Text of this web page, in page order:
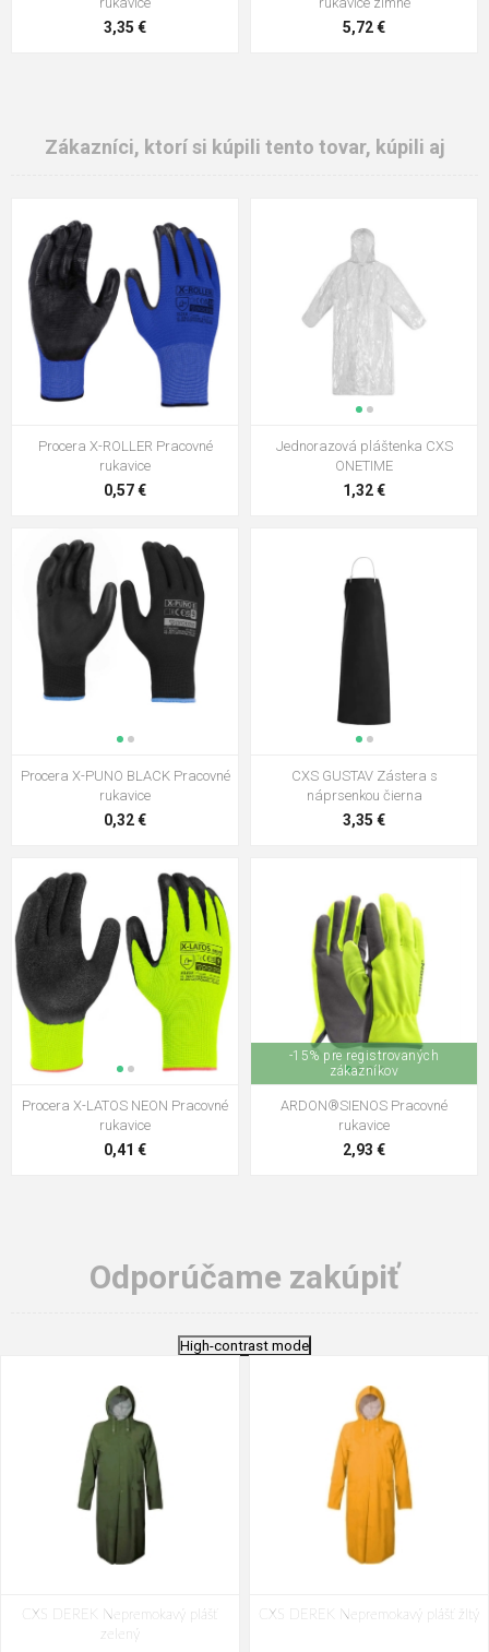
3,35 € 5,72 €
Zákazníci, ktorí si kúpili tento tovar, kúpili aj
Procera X-ROLLER Pracovné
rukavice
0,57 €
Jednorazová pláštenka CXS
ONETIME
1,32 €
Procera X-PUNO BLACK Pracovné
rukavice
0,32 €
CXS GUSTAV Zástera s
náprsenkou čierna
3,35 €
Procera X-LATOS NEON Pracovné
rukavice
0,41 €
-15% pre registrovaných
zákazníkov
ARDON®SIENOS Pracovné
rukavice
2,93 €
Odporúčame zakúpiť
High-contrast mode
CXS DEREK Nepremokavý plášť
zelený
CXS DEREK Nepremokavý plášť žltý